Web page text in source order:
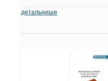
детальнише